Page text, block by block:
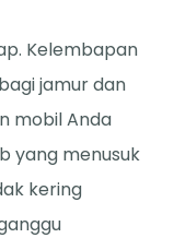
Kelembapan
jamur dan
mobil Anda
yang menusuk
kering